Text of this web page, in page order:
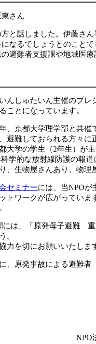
さん
と話しました。伊藤さ
なるでしょうとのこと
避難者支援課や地域医
んしゅたいん主催のプレ
ことになっています。
、京都大学理学部と共
避難しておられる方々
大学の学生（2年生）が
学的な放射線防護の報
、生物屋さんあり、物理
セミナーには、当NPOが
トワークが広がってい
には、「原発母子避難
。
力を切にお願いいたしま
、原発事故による避難者
NPO